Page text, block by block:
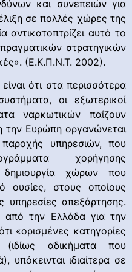
και συνεπειών για
σε πολλές χώρες της
αυτό το
στρατηγικών
(Ε.Κ.Π.Ν.Τ. 2002).
ότι στα περισσότερα
οι εξωτερικοί
ναρκωτικών παίζουν
την Ευρώπη οργανώνεται
παροχής υπηρεσιών, που
χορήγησης
χώρων που
ουσίες, στους οποίους
υπηρεσίες απεξάρτησης.
την Ελλάδα για την
«ορισμένες κατηγορίες
αδικήματα που
υπόκεινται ιδιαίτερα σε